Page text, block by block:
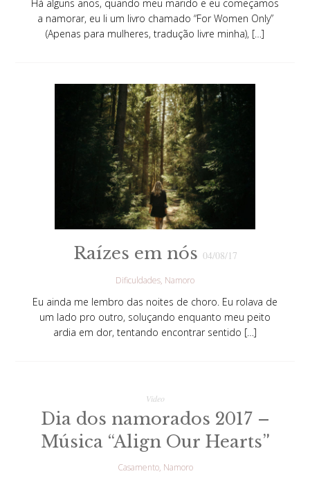
Há alguns anos, quando meu marido e eu começamos
a namorar, eu li um livro chamado “For Women Only”
(Apenas para mulheres, tradução livre minha), […]
Raízes em nós 04/08/17
Dificuldades Namoro
Eu ainda me lembro das noites de choro. Eu rolava de
um lado pro outro, soluçando enquanto meu peito
ardia em dor, tentando encontrar sentido […]
Video
Dia dos namorados 2017 –
Música “Align Our Hearts”
Casamento Namoro